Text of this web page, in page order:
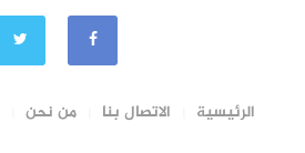
الرئيسية الاتصال بنا من نحن